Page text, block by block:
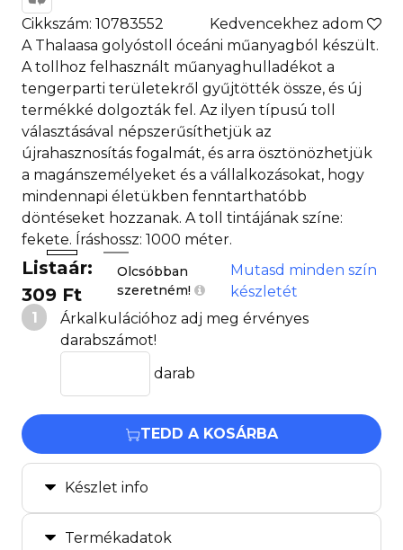
Cikkszám: 10783552
Kedvencekhez adom
A Thalaasa golyóstoll óceáni műanyagból készült.
A tollhoz felhasznált műanyaghulladékot a
tengerparti területekről gyűjtötték össze, és új
termékké dolgozták fel. Az ilyen típusú toll
választásával népszerűsíthetjük az
újrahasznosítás fogalmát, és arra ösztönözhetjük
a magánszemélyeket és a vállalkozásokat, hogy
mindennapi életükben fenntarthatóbb
döntéseket hozzanak. A toll tintájának színe:
fekete. Íráshossz: 1000 méter.
Listaár:
309 Ft
Olcsóbban
szeretném!
Mutasd minden szín
készletét
1
Árkalkulációhoz adj meg érvényes
darabszámot!
darab
TEDD A KOSÁRBA
Készlet info
Termékadatok